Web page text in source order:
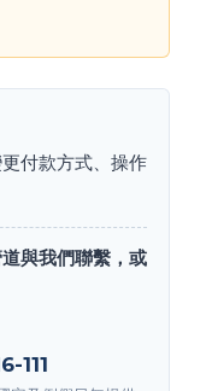
付款方式、操作
與我們聯繫，或
111